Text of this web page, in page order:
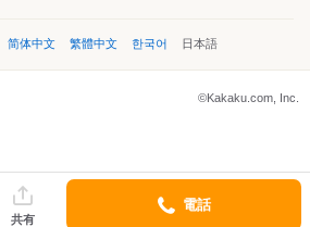
简体中文 繁體中文 한국어 日本語
©Kakaku.com, Inc.
共有
電話